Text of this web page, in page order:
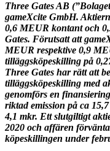
Three Gates AB
gameXcite GmbH.
0,6 MEUR kontant och
Gates. Förutsatt att
MEUR respektive 0,9
tilläggsköpeskilling på
Three Gates har rätt att
tilläggsköpeskilling med
genomförs en
riktad emission på ca
4,1 mkr. Ett slutgiltigt
2020 och affären
köpeskillingen under